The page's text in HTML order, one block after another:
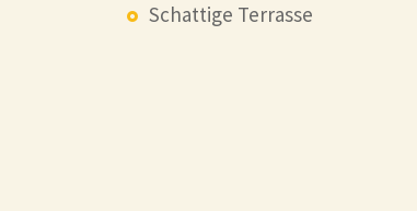
Schattige Terrasse